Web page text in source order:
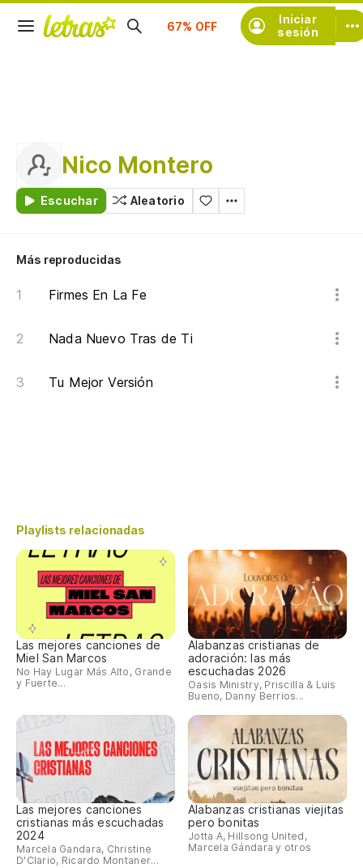
Iniciar
sesión
Suscríbete
Nico Montero
Escuchar Aleatorio
Más reproducidas
Firmes En La Fe
Nada Nuevo Tras de Ti
Tu Mejor Versión
Playlists relacionadas
Las mejores canciones de
Miel San Marcos
No Hay Lugar Más Alto, Grande
y Fuerte...
Alabanzas cristianas de
adoración: las más
escuchadas 2026
Oasis Ministry, Priscilla & Luis
Bueno, Danny Berrios...
Las mejores canciones
cristianas más escuchadas
2024
Marcela Gandara, Christine
D'Clario, Ricardo Montaner...
Alabanzas cristianas viejitas
pero bonitas
Jotta A, Hillsong United,
Marcela Gándara y otros